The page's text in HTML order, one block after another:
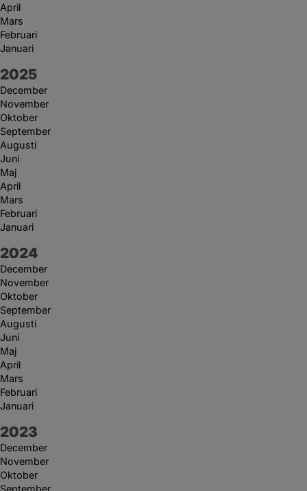
April
Mars
Februari
Januari
År:
2025
December
November
Oktober
September
Augusti
Juni
Maj
April
Mars
Februari
Januari
År:
2024
December
November
Oktober
September
Augusti
Juni
Maj
April
Mars
Februari
Januari
År:
2023
December
November
Oktober
September